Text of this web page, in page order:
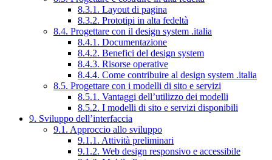
8.3.1. Layout di pagina
8.3.2. Prototipi in alta fedeltà
8.4. Progettare con il design system .italia
8.4.1. Documentazione
8.4.2. Benefici del design system
8.4.3. Risorse operative
8.4.4. Come contribuire al design system .italia
8.5. Progettare con i modelli di sito e servizi
8.5.1. Vantaggi dell’utilizzo dei modelli
8.5.2. I modelli di sito e servizi disponibili
9. Sviluppo dell’interfaccia
9.1. Approccio allo sviluppo
9.1.1. Attività preliminari
9.1.2. Web design responsivo e accessibile